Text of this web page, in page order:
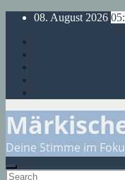
Skip
content
08. August 2026
Deine Stimme im